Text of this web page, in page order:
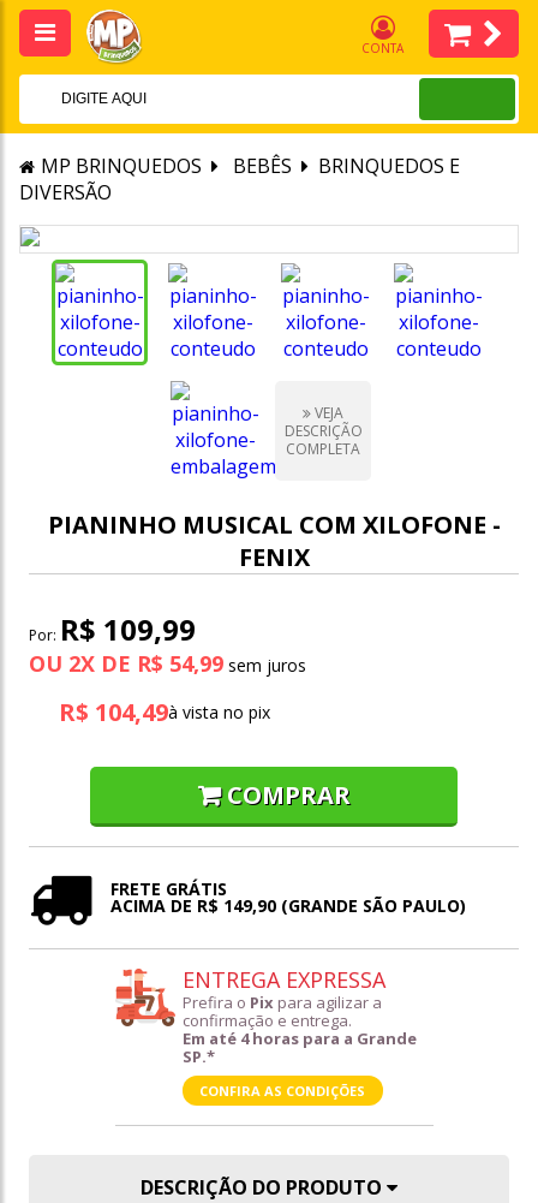
CONTA
MP BRINQUEDOS BEBÊS
BRINQUEDOS E
DIVERSÃO
VEJA
DESCRIÇÃO
COMPLETA
PIANINHO MUSICAL COM XILOFONE -
FENIX
Por: R$ 109,99
OU 2X DE R$ 54,99
R$ 104,49à vista no pix
COMPRAR
FRETE GRÁTIS
ACIMA DE R$ 149,90 (GRANDE SÃO PAULO)
ENTREGA EXPRESSA
Prefira o Pix para agilizar a
confirmação e entrega.
Em até 4 horas para a Grande
SP.*
CONFIRA AS CONDIÇÕES
DESCRIÇÃO DO PRODUTO